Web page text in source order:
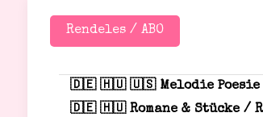
Inhalt
springen
Rendeles / ABO
🇩🇪 🇭🇺 🇺🇸 Melodie Poesie
🇩🇪 🇭🇺 Romane & Stücke /